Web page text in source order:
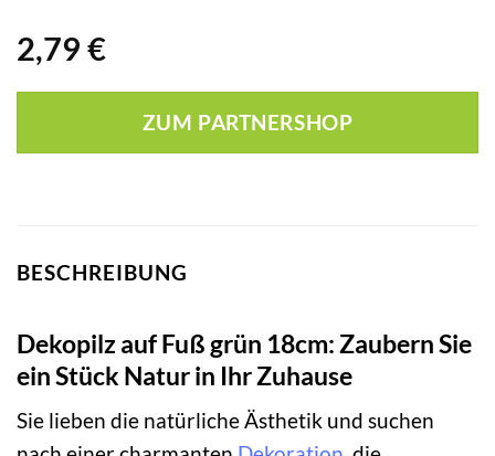
2,79 €
ZUM PARTNERSHOP
BESCHREIBUNG
Dekopilz auf Fuß grün 18cm: Zaubern Sie
ein Stück Natur in Ihr Zuhause
Sie lieben die natürliche Ästhetik und suchen